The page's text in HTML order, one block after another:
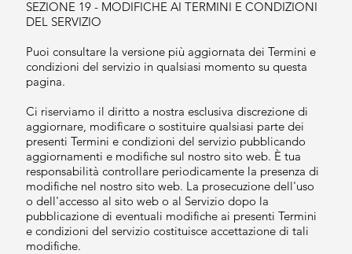
SEZIONE 19 - MODIFICHE AI TERMINI E CONDIZIONI
DEL SERVIZIO
Puoi consultare la versione più aggiornata dei Termini e
condizioni del servizio in qualsiasi momento su questa
pagina.
Ci riserviamo il diritto a nostra esclusiva discrezione di
aggiornare, modificare o sostituire qualsiasi parte dei
presenti Termini e condizioni del servizio pubblicando
aggiornamenti e modifiche sul nostro sito web. È tua
responsabilità controllare periodicamente la presenza di
modifiche nel nostro sito web. La prosecuzione dell'uso
o dell'accesso al sito web o al Servizio dopo la
pubblicazione di eventuali modifiche ai presenti Termini
e condizioni del servizio costituisce accettazione di tali
modifiche.